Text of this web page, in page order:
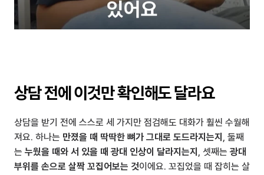
상담 전에 이것만 확인해도 달라요
상담을 받기 전에 스스로 세 가지만 점검해도 대화가 훨씬 수월해
져요. 하나는 만졌을 때 딱딱한 뼈가 그대로 도드라지는지 , 둘째
는 누웠을 때와 서 있을 때 광대 인상이 달라지는지 , 셋째는 광대
부위를 손으로 살짝 꼬집어보는 것이에요. 꼬집었을 때 잡히는 살